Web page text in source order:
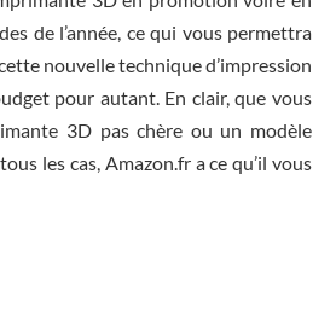
de l’année, ce qui vous permettra
nouvelle technique d’impression
pour autant. En clair, que vous
3D pas chère ou un modèle
les cas, Amazon.fr a ce qu’il vous